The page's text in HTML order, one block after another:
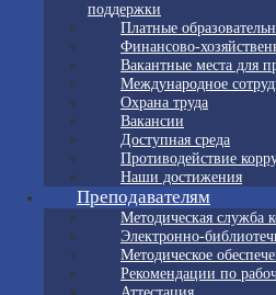
поддержки
Платные
Финансово-
Вакантные места для
Международное
Охрана труда
Вакансии
Доступная среда
Противодействие
Наши достижения
Преподавателям
Методическая служба
Электронно-
Методическое
Рекомендации по